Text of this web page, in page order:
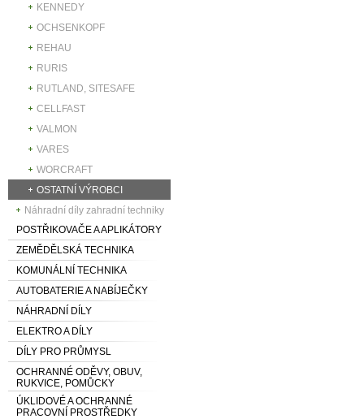
KENNEDY
OCHSENKOPF
REHAU
RURIS
RUTLAND, SITESAFE
CELLFAST
VALMON
VARES
WORCRAFT
OSTATNÍ VÝROBCI
Náhradní díly zahradní techniky
POSTŘIKOVAČE A APLIKÁTORY
ZEMĚDĚLSKÁ TECHNIKA
KOMUNÁLNÍ TECHNIKA
AUTOBATERIE A NABÍJEČKY
NÁHRADNÍ DÍLY
ELEKTRO A DÍLY
DÍLY PRO PRŮMYSL
OCHRANNÉ ODĚVY, OBUV,
RUKVICE, POMŮCKY
ÚKLIDOVÉ A OCHRANNÉ
PRACOVNÍ PROSTŘEDKY